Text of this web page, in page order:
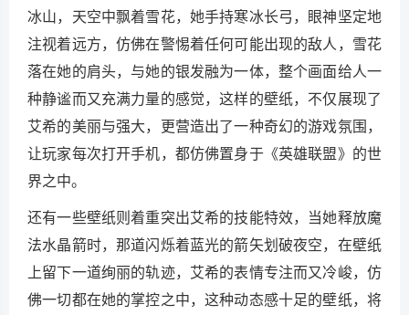
冰山，天空中飘着雪花，她手持寒冰长弓，眼神坚定地
注视着远方，仿佛在警惕着任何可能出现的敌人，雪花
落在她的肩头，与她的银发融为一体，整个画面给人一
种静谧而又充满力量的感觉，这样的壁纸，不仅展现了
艾希的美丽与强大，更营造出了一种奇幻的游戏氛围，
让玩家每次打开手机，都仿佛置身于《英雄联盟》的世
界之中。
还有一些壁纸则着重突出艾希的技能特效，当她释放魔
法水晶箭时，那道闪烁着蓝光的箭矢划破夜空，在壁纸
上留下一道绚丽的轨迹，艾希的表情专注而又冷峻，仿
佛一切都在她的掌控之中，这种动态感十足的壁纸，将